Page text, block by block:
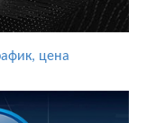
цена